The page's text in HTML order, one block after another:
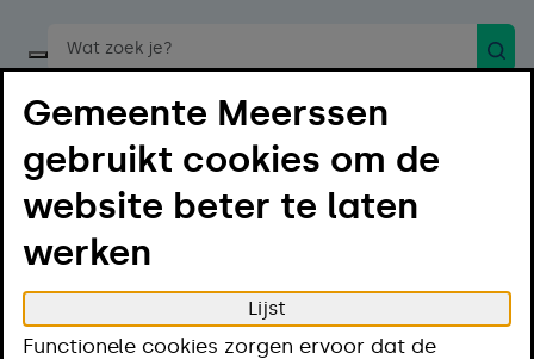
Start een spraakopdracht
Menu
Home
Bestuur en organisatie
Gemeente Meerssen
gebruikt cookies om de
website beter te laten
werken
Lijst
Functionele cookies zorgen ervoor dat de